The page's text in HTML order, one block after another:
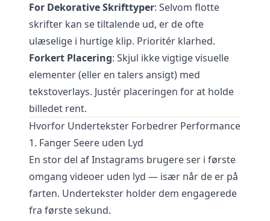
For Dekorative Skrifttyper: Selvom flotte
skrifter kan se tiltalende ud, er de ofte
ulæselige i hurtige klip. Prioritér klarhed.
Forkert Placering: Skjul ikke vigtige visuelle
elementer (eller en talers ansigt) med
tekstoverlays. Justér placeringen for at holde
billedet rent.
Hvorfor Undertekster Forbedrer Performance
1. Fanger Seere uden Lyd
En stor del af Instagrams brugere ser i første
omgang videoer uden lyd — især når de er på
farten. Undertekster holder dem engagerede
fra første sekund.